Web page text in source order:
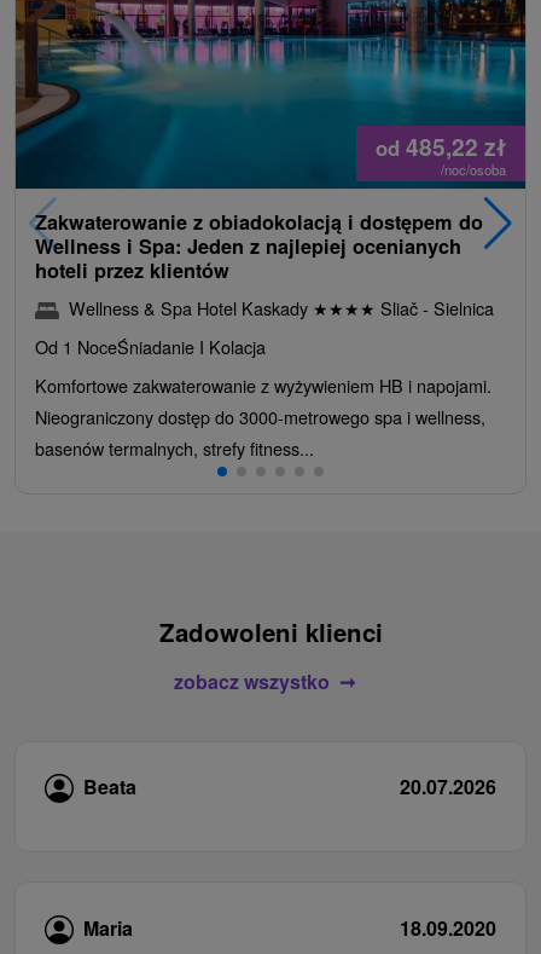
od 485,22 zł
/noc/osoba
Zakwaterowanie z obiadokolacją i dostępem do
Wellness i Spa: Jeden z najlepiej ocenianych
hoteli przez klientów
Wellness & Spa Hotel Kaskady ★★★★ Sliač - Sielnica
Od 1 NoceŚniadanie I Kolacja
Komfortowe zakwaterowanie z wyżywieniem HB i napojami.
Nieograniczony dostęp do 3000-metrowego spa i wellness,
basenów termalnych, strefy fitness...
Zadowoleni klienci
zobacz wszystko
Beata 20.07.2026
Maria
18.09.2020